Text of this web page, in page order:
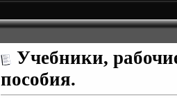
Учебники,
пособия.